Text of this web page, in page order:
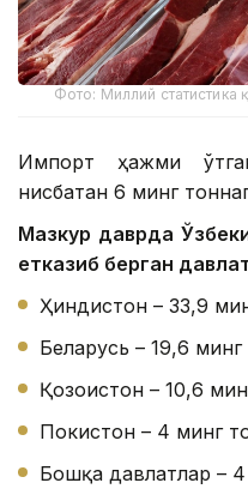
Фото: Миллий статистика
Импорт ҳажми
нисбатан 6 минг
Мазкур даврда
етказиб берган
Ҳиндистон – 33,9
Беларусь – 19,6
Қозоғистон – 10,6
Покистон – 4 минг
Бошқа давлатлар –